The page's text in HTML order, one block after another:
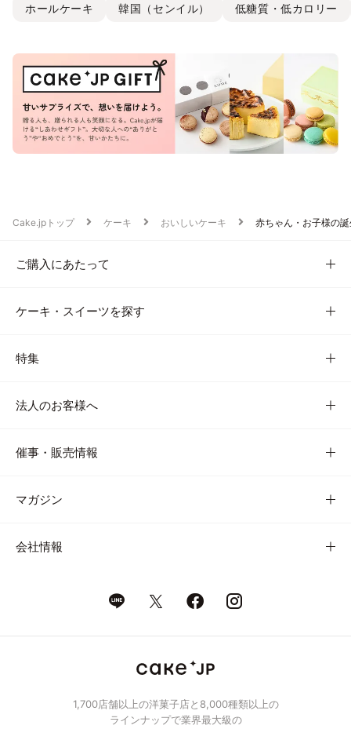
ホールケーキ 韓国（センイル） 低糖質・低カロリー
Cake.jpトップ ケーキ おいしいケーキ 赤ちゃん・お子様の
ご購入にあたって
ケーキ・スイーツを探す
特集
法人のお客様へ
催事・販売情報
マガジン
会社情報
1,700店舗以上の洋菓子店と8,000種類以上の
ラインナップで業界最大級の